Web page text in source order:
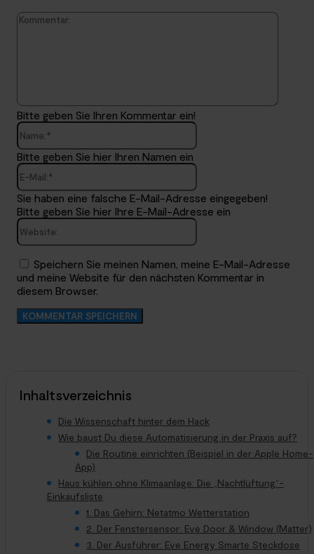
Bitte geben Sie Ihren Kommentar ein!
Name:*
Bitte geben Sie hier Ihren Namen ein
E-
Sie haben eine falsche E-Mail-Adresse eingegeben!
Bitte geben Sie hier Ihre E-Mail-Adresse ein
Website:
Speichern Sie meinen Namen, meine E-Mail-Adresse
und meine Website für den nächsten Kommentar in
diesem Browser.
Inhaltsverzeichnis
Die Wissenschaft hinter dem Hack
Wie baust Du diese Automatisierung in der Praxis auf?
Die Routine einrichten (Beispiel in der Apple Home-
App)
Haus kühlen ohne Klimaanlage: Die „Nachtlüftung“-
Einkaufsliste
1. Das Gehirn: Netatmo Wetterstation
2. Der Fenstersensor: Eve Door & Window (Matter)
3. Der Ausführer: Eve Energy Smarte Steckdose